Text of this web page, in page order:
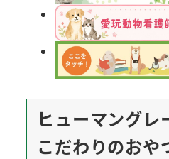
ヒューマングレ
こだわりのおや